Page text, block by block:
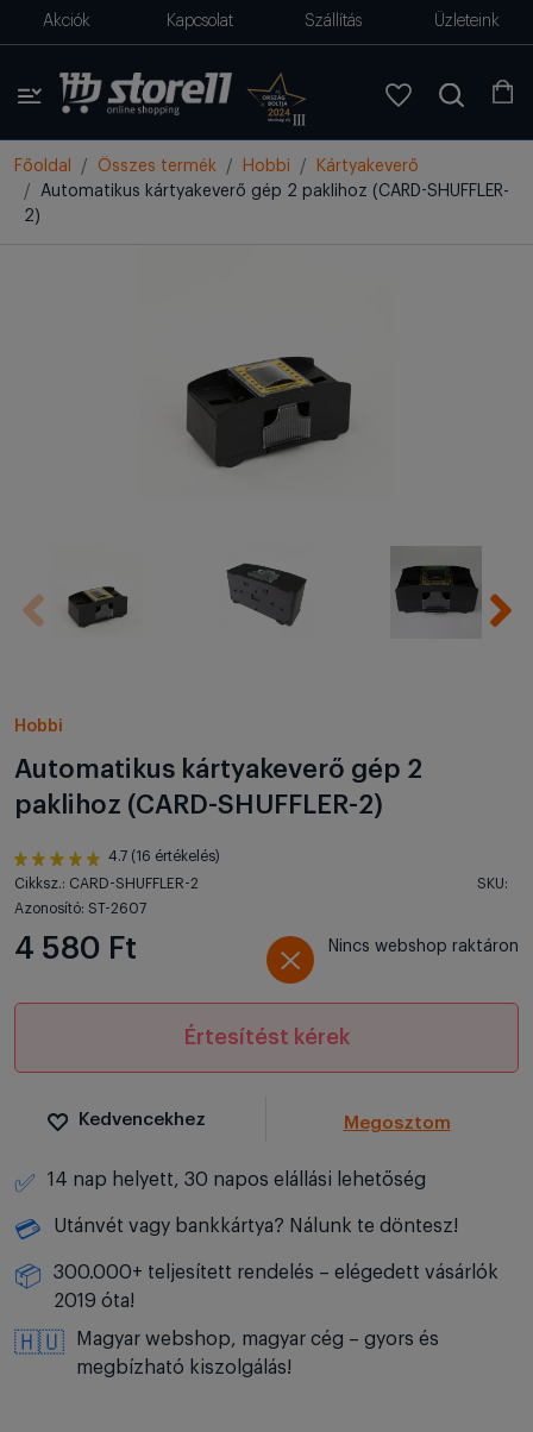
Akciók Kapcsolat Szállítás Üzleteink
Főoldal Összes termék Hobbi
Kártyakeverő
Automatikus kártyakeverő gép 2 paklihoz (CARD-SHUFFLER-
2)
Hobbi
Automatikus kártyakeverő gép 2
paklihoz (CARD-SHUFFLER-2)
4.7 (16 értékelés)
Cikksz.: CARD-SHUFFLER-2
SKU:
Azonosító: ST-2607
4 580 Ft Nincs webshop raktáron
Értesítést kérek
Kedvencekhez Megosztom
✅ 14 nap helyett, 30 napos elállási lehetőség
💳 Utánvét vagy bankkártya? Nálunk te döntesz!
📦
300.000+ teljesített rendelés – elégedett vásárlók
2019 óta!
🇭🇺
Magyar webshop, magyar cég – gyors és
megbízható kiszolgálás!